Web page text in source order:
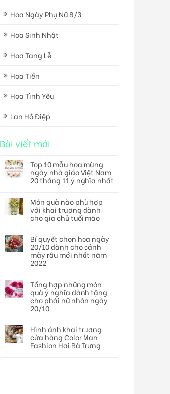
Hoa Ngày Phụ Nữ 8/3
Hoa Sinh Nhật
Hoa Tang Lễ
Hoa Tiền
Hoa Tình Yêu
Lan Hồ Điệp
Bài viết mới
Top 10 mẫu hoa mừng
ngày nhà giáo Việt Nam
20 tháng 11 ý nghĩa nhất
Món quà nào phù hợp
với khai trương dành
cho gia chủ tuổi mão
Bí quyết chọn hoa ngày
20/10 dành cho cánh
mày râu mới nhất năm
2022
Tổng hợp những món
quà ý nghĩa dành tặng
cho phái nữ nhân ngày
20/10
Hình ảnh khai trương
cửa hàng Color Man
Fashion Hai Bà Trưng